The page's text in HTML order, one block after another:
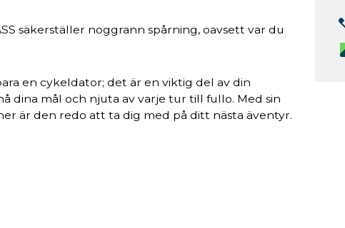
säkerställer noggrann spårning, oavsett var du
en cykeldator; det är en viktig del av din
dina mål och njuta av varje tur till fullo. Med sin
är den redo att ta dig med på ditt nästa äventyr.